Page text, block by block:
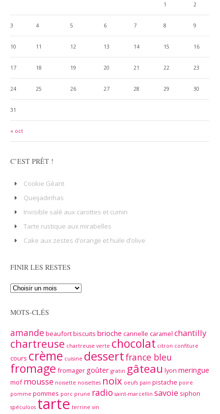
« oct
1 2
3 4 5 6 7 8 9
10 11 12 13 14 15 16
17 18 19 20 21 22 23
24 25 26 27 28 29 30
31
C’EST PRÊT !
Cookie Géant
Queijadinhas
Invisible salé aux carottes et cumin
Tarte rustique aux mirabelles
Cake aux zestes d’orange et huile d’olive
FINIR LES RESTES
MOTS-CLÉS
amandebeaufortbiscuits brioche cannelle caramel chantilly
chartreuse chartreuse verte chocolat citron confiture
cours crème cuisine dessertfrance bleu
fromage fromager goûter gratin gâteau lyon meringue
mof mousse noisette noisettes noix oeufs pain pistache poire
pomme pommes porc prune radio saint-marcellin savoie siphon
spéculoos tarte terrine vin